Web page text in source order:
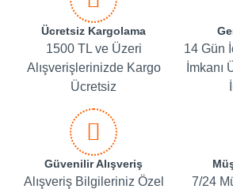
Ücretsiz Kargolama
1500 TL ve Üzeri
Alışverişlerinizde Kargo
Ücretsiz
14 Gün
İmkanı
Güvenilir Alışveriş
Alışveriş Bilgileriniz Özel
7/24